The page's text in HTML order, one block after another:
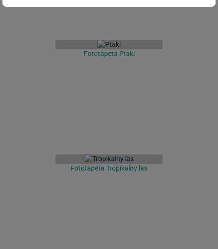
Fototapeta Ptaki
Fototapeta Tropikalny las